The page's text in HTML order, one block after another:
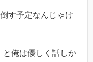
す予定なんじゃけ
と俺は優しく話しか